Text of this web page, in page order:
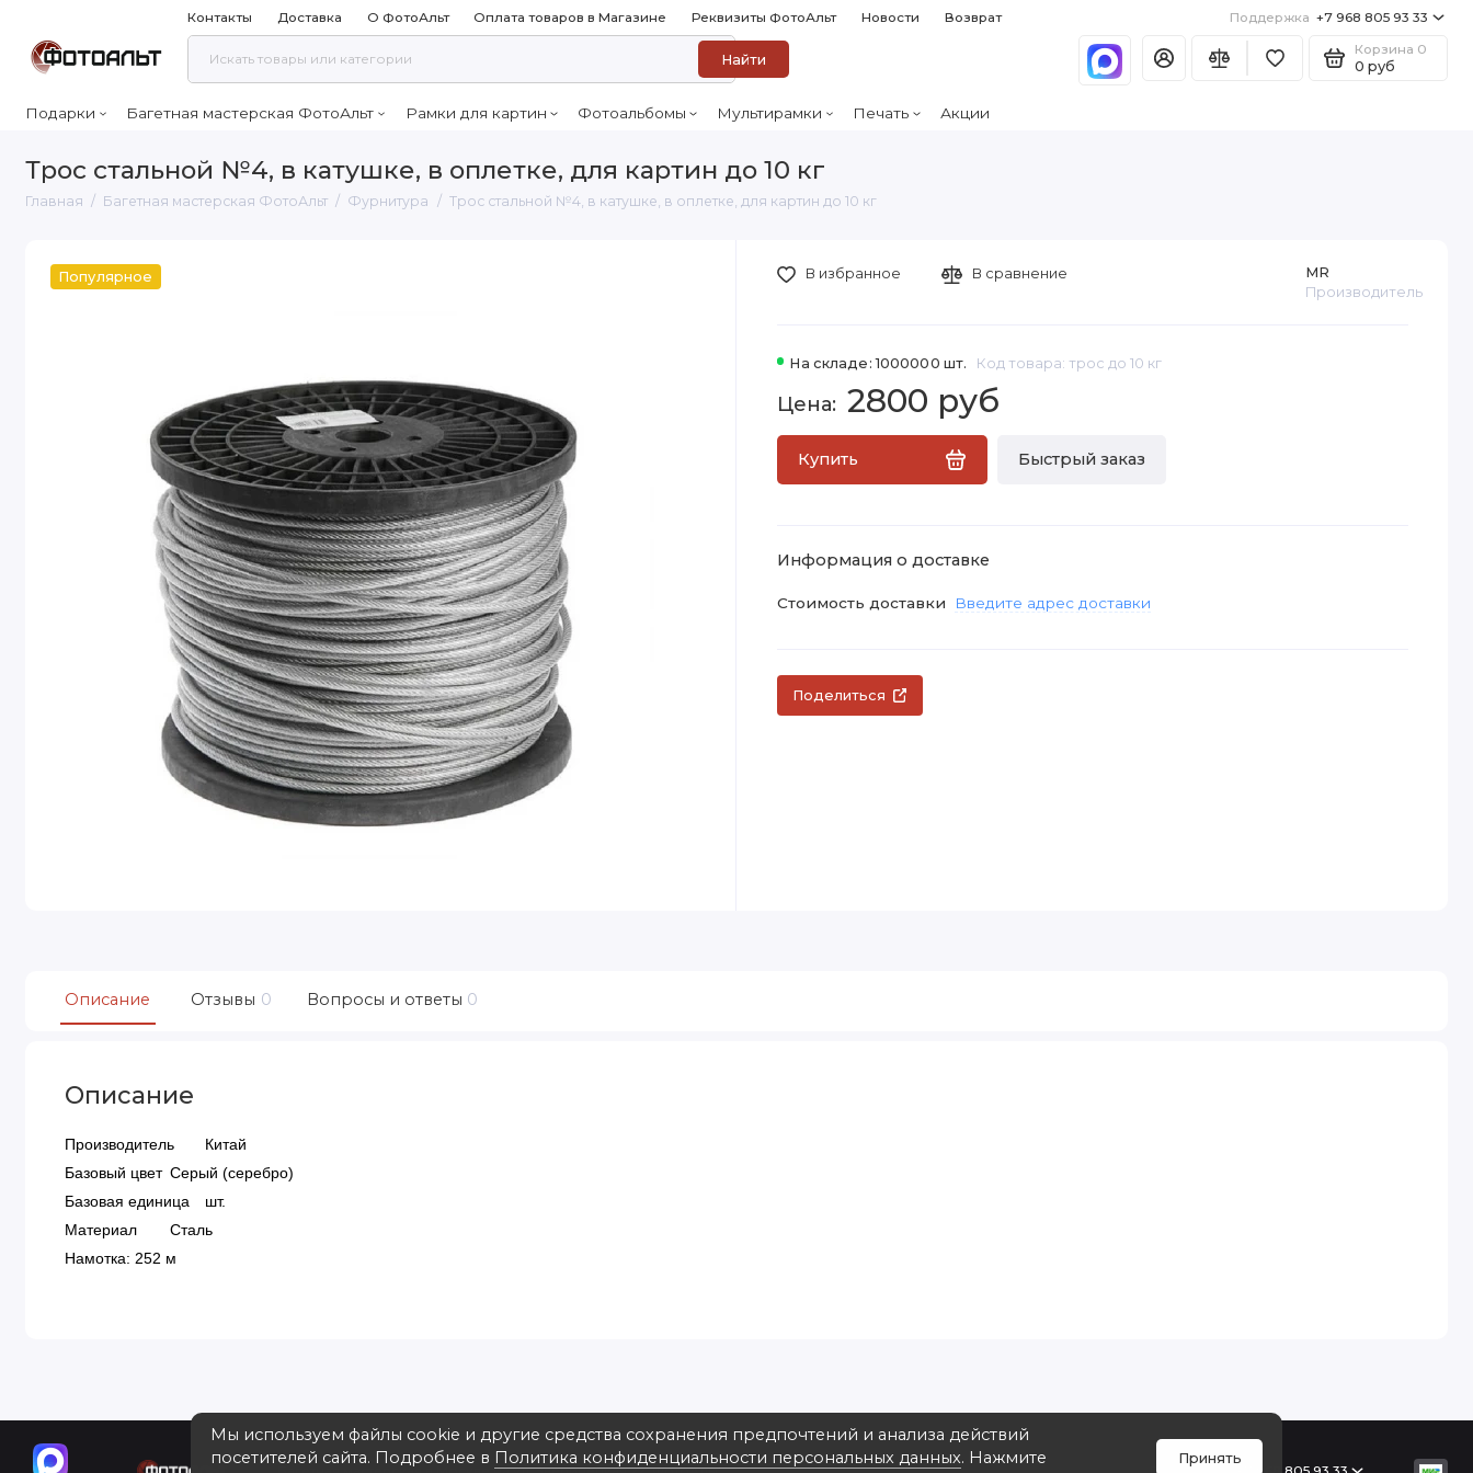
Контакты Доставка О ФотоАльт Оплата товаров в Магазине Реквизиты ФотоАльт Новости Возврат Поддержка +7 968 805 93 33
Найти
Корзина 0
0 руб
Подарки Багетная мастерская ФотоАльт Рамки для картин Фотоальбомы Мультирамки Печать Акции
Трос стальной №4, в катушке, в оплетке, для картин до 10 кг
Главная Багетная мастерская ФотоАльт Фурнитура Трос стальной №4, в катушке, в оплетке, для картин до 10 кг
Популярное
На складе: 1000000 шт. Код товара: трос до 10 кг
MR
Производитель
2800 руб
Купить Быстрый заказ
В избранное В сравнение
Информация о доставке
Стоимость доставки Введите адрес доставки
Поделиться
Описание Отзывы 0 Вопросы и ответы 0
Описание
Производитель
Китай
Базовый цвет Серый (серебро)
Базовая единица
шт.
Материал
Сталь
Намотка: 252 м
Мы используем файлы cookie и другие средства сохранения предпочтений и анализа действий
посетителей сайта. Подробнее в Политика конфиденциальности персональных данных. Нажмите
Принять